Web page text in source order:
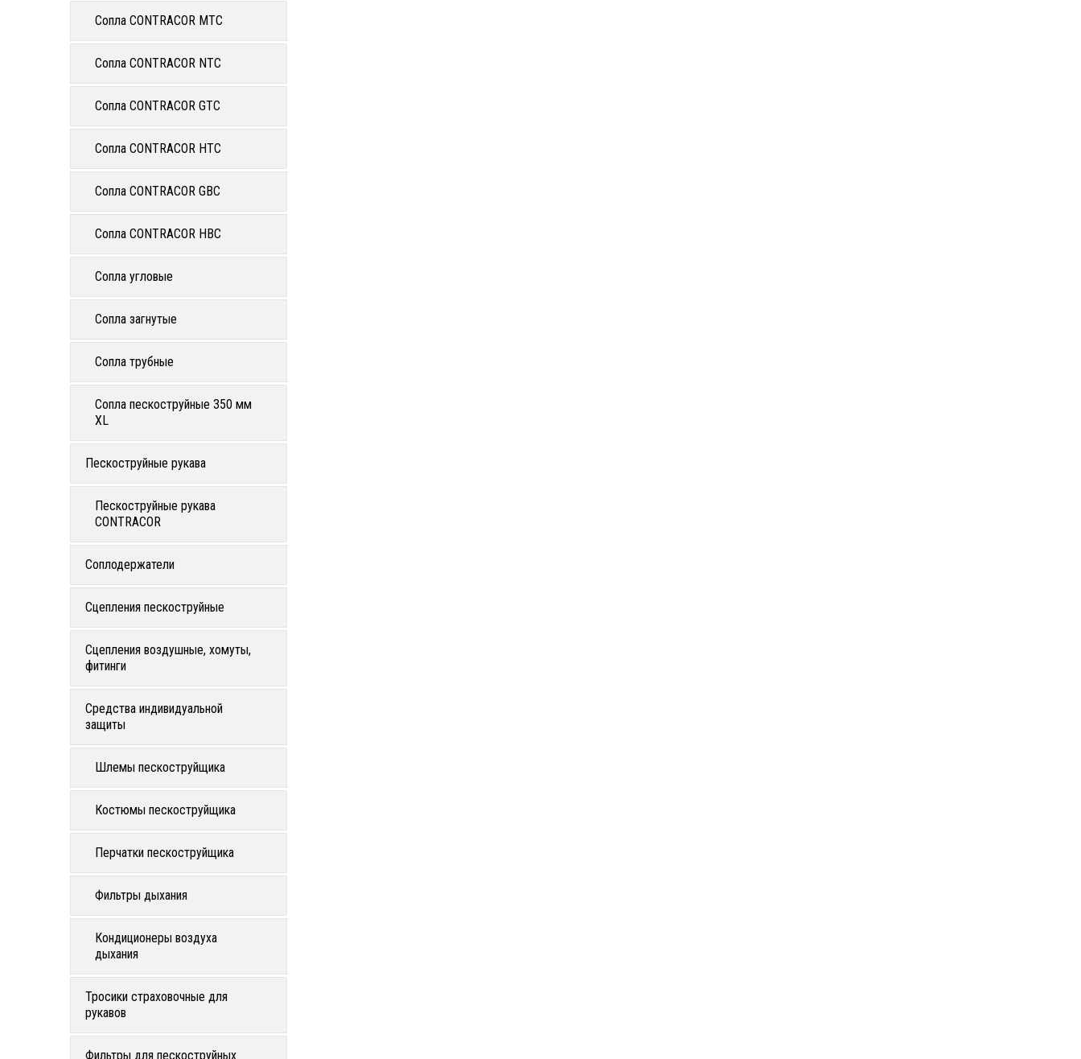
Сопла CONTRACOR MTC
Сопла CONTRACOR NTC
Сопла CONTRACOR GTC
Сопла CONTRACOR HTC
Сопла CONTRACOR GBC
Сопла CONTRACOR HBC
Сопла угловые
Сопла загнутые
Сопла трубные
Сопла пескоструйные 350 мм
XL
Пескоструйные рукава
Пескоструйные рукава
CONTRACOR
Соплодержатели
Сцепления пескоструйные
Сцепления воздушные, хомуты,
фитинги
Средства индивидуальной
защиты
Шлемы пескоструйщика
Костюмы пескоструйщика
Перчатки пескоструйщика
Фильтры дыхания
Кондиционеры воздуха
дыхания
Тросики страховочные для
рукавов
Фильтры для пескоструйных